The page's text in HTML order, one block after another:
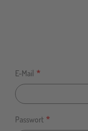
E-Mail
Passwort